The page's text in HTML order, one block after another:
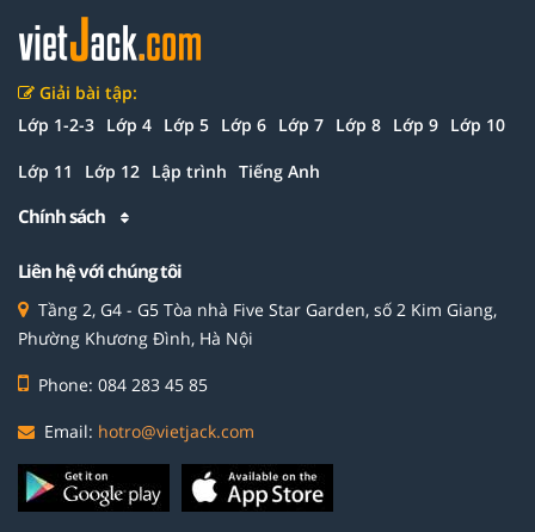
Giải bài tập:
Lớp 1-2-3 Lớp 4 Lớp 5 Lớp 6 Lớp 7 Lớp 8 Lớp 9 Lớp 10
Lớp 11 Lớp 12 Lập trình Tiếng Anh
Chính sách
Liên hệ với chúng tôi
Tầng 2, G4 - G5 Tòa nhà Five Star Garden, số 2 Kim Giang,
Phường Khương Đình, Hà Nội
Phone: 084 283 45 85
Email: hotro@vietjack.com